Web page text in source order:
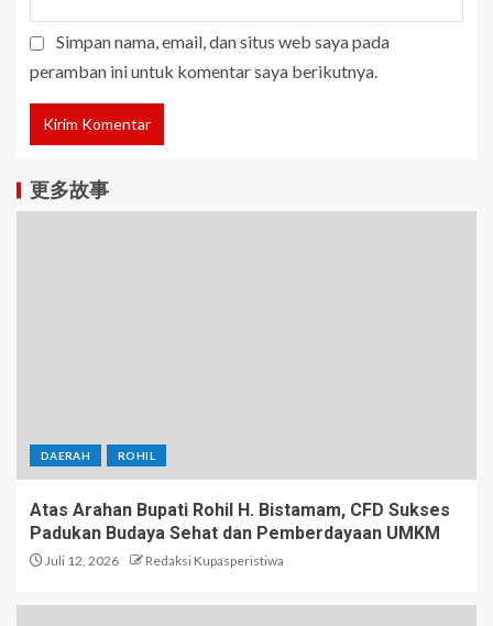
Simpan nama, email, dan situs web saya pada
peramban ini untuk komentar saya berikutnya.
更多故事
DAERAH ROHIL
Atas Arahan Bupati Rohil H. Bistamam, CFD Sukses
Padukan Budaya Sehat dan Pemberdayaan UMKM
Juli 12, 2026 Redaksi Kupasperistiwa